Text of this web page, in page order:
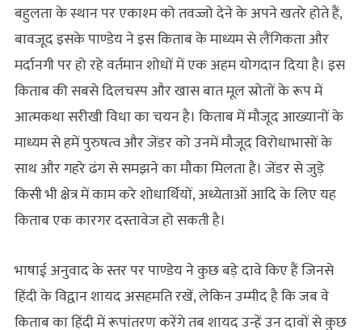
बहुलता के स्थान पर एकाश्‍म को तवज्जो देने के अपने खतरे होते हैं,
बावजूद इसके पाण्डेय ने इस किताब के माध्यम से लैंगिकता और
मर्दानगी पर हो रहे वर्तमान शोधों में एक अहम योगदान दिया है। इस
किताब की सबसे दिलचस्प और खास बात मूल स्रोतों के रूप में
आत्मकथा सरीखी विधा का चयन है। किताब में मौजूद आख्यानों के
माध्यम से हमें पुरुषत्व और जेंडर को उनमें मौजूद विरोधाभासों के
साथ और गहरे ढंग से समझने का मौका मिलता है। जेंडर से जुड़े
किसी भी क्षेत्र में काम करे शोधार्थियों, अध्येताओं आदि के लिए यह
किताब एक कारगर दस्तावेज हो सकती है।
भाषाई अनुवाद के स्तर पर पाण्डेय ने कुछ बड़े दावे किए हैं जिनसे
हिंदी के विद्वान शायद असहमति रखें, लेकिन उम्मीद है कि जब वे
किताब का हिंदी में रूपांतरण करेंगे तब शायद उन्हें उन दावों से कुछ